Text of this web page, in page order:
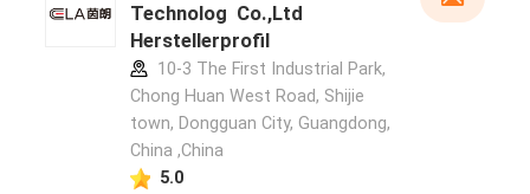
Technolog Co.,Ltd
Herstellerprofil
10-3 The First Industrial Park,
Chong Huan West Road, Shijie
town, Dongguan City, Guangdong,
China ,China
5.0